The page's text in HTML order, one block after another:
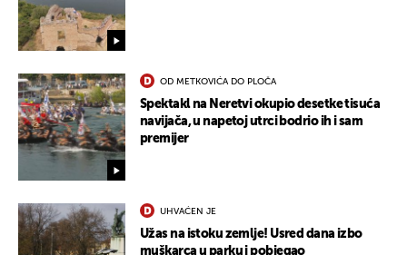
OD METKOVIĆA DO PLOČA
Spektakl na Neretvi okupio desetke tisuća
navijača, u napetoj utrci bodrio ih i sam
premijer
UHVAĆEN JE
Užas na istoku zemlje! Usred dana izbo
muškarca u parku i pobjegao